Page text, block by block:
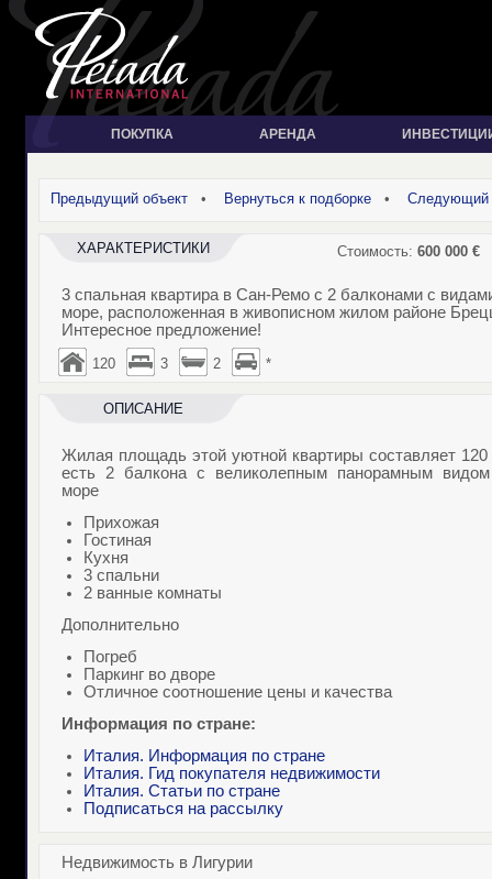
ПОКУПКА АРЕНДА
Предыдущий объект• Вернуться к подборке• Следующий
Стоимость: 600 000 €
ХАРАКТЕРИСТИКИ
3 спальная квартира в Сан-Ремо с 2 балконами с
море, расположенная в живописном жилом районе
Интересное предложение!
120 3 2 *
ОПИСАНИЕ
Жилая площадь этой уютной квартиры составляет
есть 2 балкона с великолепным панорамным
море
Прихожая
Гостиная
Кухня
3 спальни
2 ванные комнаты
Дополнительно
Погреб
Паркинг во дворе
Отличное соотношение цены и качества
Информация по стране:
Италия. Информация по стране
Италия. Гид покупателя недвижимости
Италия. Статьи по стране
Подписаться на рассылку
Недвижимость в Лигурии